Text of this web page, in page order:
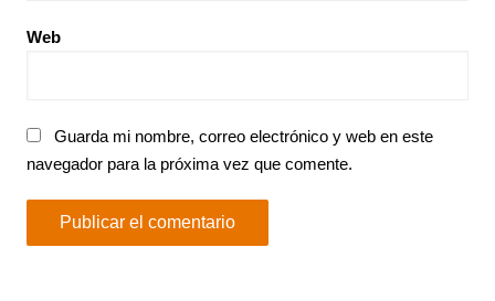
Web
Guarda mi nombre, correo electrónico y web en este
navegador para la próxima vez que comente.